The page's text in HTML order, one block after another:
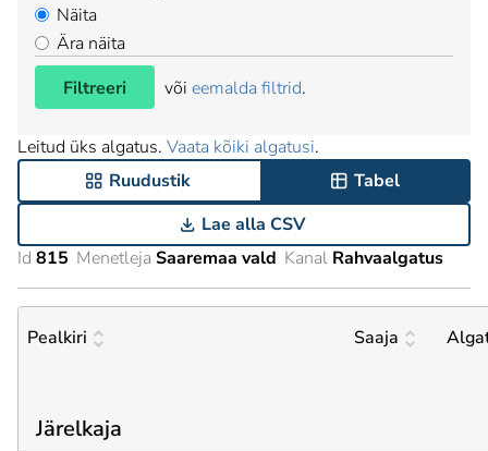
Näita
Ära näita
Filtreeri
või eemalda filtrid.
Leitud üks algatus. Vaata kõiki algatusi.
Ruudustik
Tabel
Lae alla CSV
Id 815 Menetleja Saaremaa vald Kanal Rahvaalgatus
Pealkiri Saaja
Järelkaja